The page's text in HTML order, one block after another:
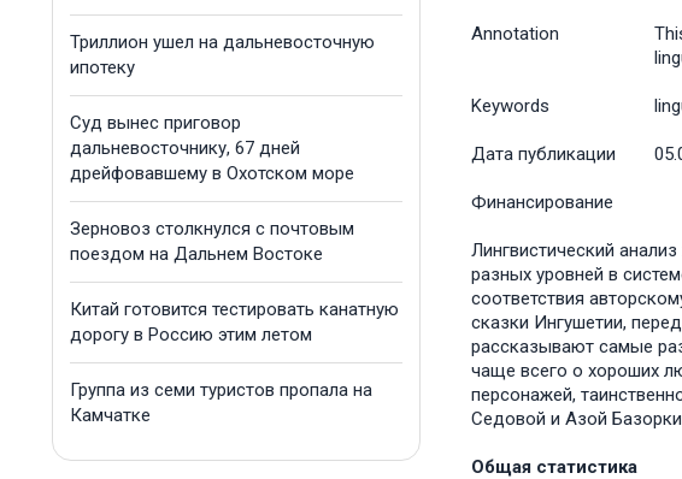
Триллион ушел на дальневосточную
ипотеку
Суд вынес приговор
дальневосточнику, 67 дней
дрейфовавшему в Охотском море
Зерновоз столкнулся с почтовым
поездом на Дальнем Востоке
Китай готовится тестировать канатную
дорогу в Россию этим летом
Группа из семи туристов пропала на
Камчатке
Annotation
Keywords
Дата публикации
Финансирование
Лингвистический
разных уровней в
соответствия
сказки Ингушетии,
рассказывают самые
чаще всего о хороших
персонажей,
Седовой и Азой
Общая статистика